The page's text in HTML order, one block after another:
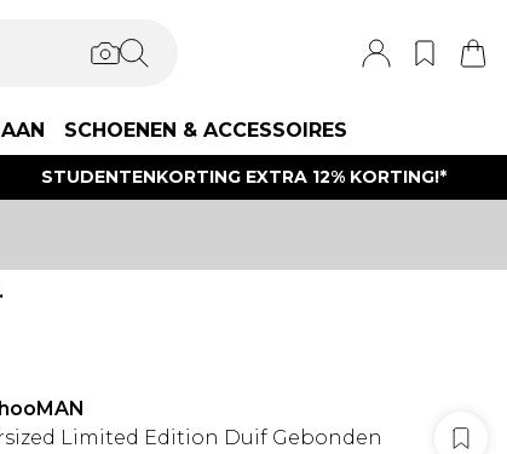
SCHOENEN & ACCESSOIRES
STUDENTENKORTING EXTRA 12% KORTING!*
Limited Edition Duif Gebonden